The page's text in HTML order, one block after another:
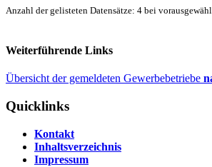
Anzahl der gelisteten Datensätze: 4 bei
Weiterführende Links
Übersicht der gemeldeten Gewerbebetriebe
Quicklinks
Kontakt
Inhaltsverzeichnis
Impressum